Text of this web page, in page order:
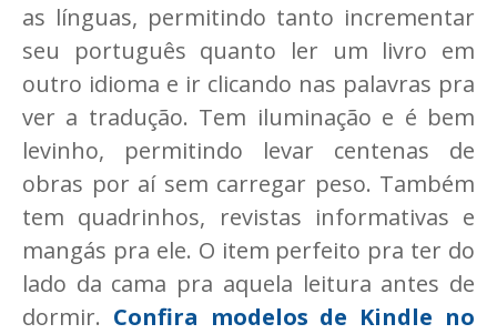
as línguas, permitindo tanto incrementar
seu português quanto ler um livro em
outro idioma e ir clicando nas palavras pra
ver a tradução. Tem iluminação e é bem
levinho, permitindo levar centenas de
obras por aí sem carregar peso. Também
tem quadrinhos, revistas informativas e
mangás pra ele. O item perfeito pra ter do
lado da cama pra aquela leitura antes de
dormir. Confira modelos de Kindle no